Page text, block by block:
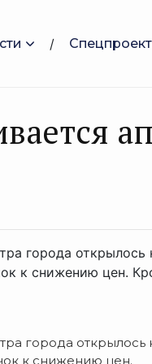
города открылось
к снижению цен.
города открылось
к снижению цен.